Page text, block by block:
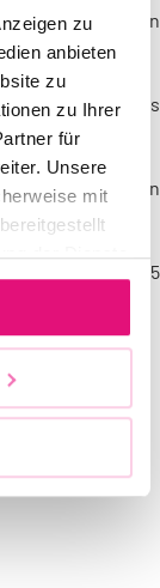
zu
anbieten
zu
zu Ihrer
für
Unsere
mit
der Dienste
between tradition
Brown aus
district of Berlin
Straße 65